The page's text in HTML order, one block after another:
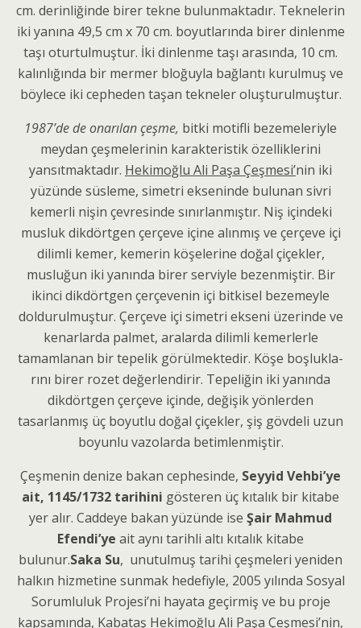
cm. derinliğinde birer tekne bulun­maktadır. Teknelerin
iki yanına 49,5 cm x 70 cm. bo­yutlarında birer dinlenme
taşı oturtulmuştur. İki din­lenme taşı arasında, 10 cm.
kalınlığında bir mermer bloğuyla bağlantı kurulmuş ve
böylece iki cepheden ta­şan tekneler oluşturulmuştur.
1987’de de onarılan çeşme, bitki motifli bezemeleriyle
meydan çeşmelerinin karakteristik özelliklerini
yansıtmaktadır. Hekimoğlu Ali Paşa Çeşmesi’nin iki
yüzünde süsleme, simetri ekseninde bulunan sivri
kemerli ni­şin çevresinde sınırlanmıştır. Niş içindeki
musluk dikdörtgen çerçeve içine alınmış ve çerçeve içi
dilimli kemer, kemerin kö­şelerine doğal çiçekler,
musluğun iki ya­nında birer serviyle bezenmiştir. Bir
ikin­ci dikdörtgen çerçevenin içi bitkisel beze­meyle
doldurulmuştur. Çerçeve içi simet­ri ekseni üzerinde ve
kenarlarda palmet, aralarda dilimli kemerlerle
tamamlanan bir tepelik görülmektedir. Köşe boşlukla­
rını birer rozet değerlendirir. Tepeliğin iki yanında
dikdörtgen çerçeve içinde, değişik yönlerden
tasarlanmış üç boyutlu do­ğal çiçekler, şiş gövdeli uzun
boyunlu va­zolarda betimlenmiştir.
Çeşmenin denize bakan cephesinde, Seyyid Vehbi’ye
ait, 1145/1732 tarihini gösteren üç kıtalık bir kitabe
yer alır. Caddeye bakan yüzünde ise Şair Mahmud
Efendi’ye ait aynı tarihli altı kıtalık kitabe
bulunur.Saka Su, unutulmuş tarihi çeşmeleri yeniden
halkın hizmetine sunmak hedefiyle, 2005 yılında Sosyal
Sorumluluk Projesi’ni hayata geçirmiş ve bu proje
kapsamında, Kabataş Hekimoğlu Ali Paşa Çeşmesi’nin,